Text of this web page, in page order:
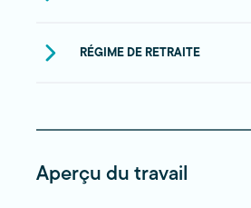
RÉGIME DE RETRAITE
Aperçu du travail